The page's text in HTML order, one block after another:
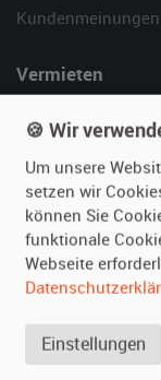
Kundenmeinungen
Vermieten
Fotos senden
Fragen für
Inserat verwalten
SPECIAL
Berühmte
🍪 Wir
Um unsere
setzen wir
können Sie
funktionale
Webseite
Einstellungen